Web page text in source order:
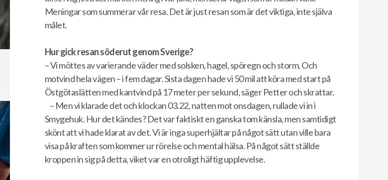
Meningar som summerar vår resa. Det är just resan som är det viktiga, inte själva
målet.
Hur gick resan söderut genom Sverige?
– Vi möttes av varierande väder med solsken, hagel, spöregn och storm. Och
motvind hela vägen – i fem dagar. Sista dagen hade vi 50 mil att köra med start på
Östgötaslätten med kantvind på 17 meter per sekund, säger Petter och skrattar.
– Men vi klarade det och klockan 03.22, natten mot onsdagen, rullade vi in i
Smygehuk. Hur det kändes? Det var faktiskt en ganska tom känsla, men samtidigt
skönt att vi hade klarat av det. Vi är inga superhjältar på något sätt utan ville bara
visa på kraften som kommer ur rörelse och mental hälsa. På något sätt ställde
kroppen in sig på detta, viket var en otroligt häftig upplevelse.